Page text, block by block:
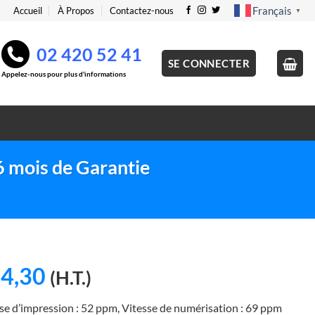
Accueil À Propos Contactez-nous Français ▼
02 420 52 41
Appelez-nous pour plus d'informations
SE CONNECTER
mois de Garantie
Le
prix
(H.T.)
d’impression : 52 ppm, Vitesse de numérisation : 69 ppm